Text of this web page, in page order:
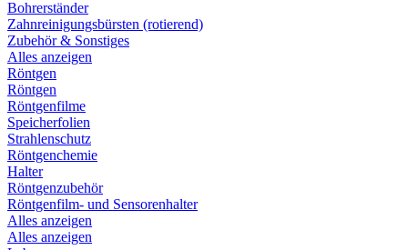
Bohrerständer
Zahnreinigungsbürsten (rotierend)
Zubehör & Sonstiges
Alles anzeigen
Röntgen
Röntgen
Röntgenfilme
Speicherfolien
Strahlenschutz
Röntgenchemie
Halter
Röntgenzubehör
Röntgenfilm- und Sensorenhalter
Alles anzeigen
Alles anzeigen